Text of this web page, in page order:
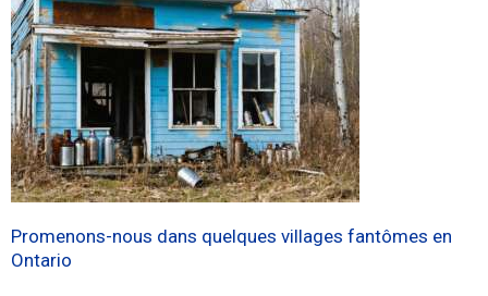
Promenons-nous dans quelques villages fantômes en
Ontario